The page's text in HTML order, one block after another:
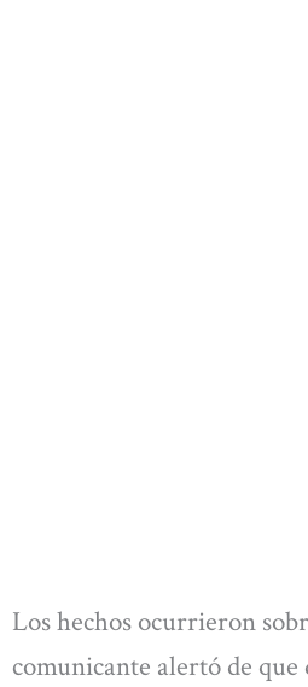
Los hechos ocurrieron
comunicante alertó de que